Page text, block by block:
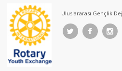
Uluslararası Gençlik